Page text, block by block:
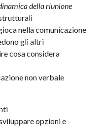
della riunione
nella comunicazione
gli altri
cosa considera
non verbale
opzioni e